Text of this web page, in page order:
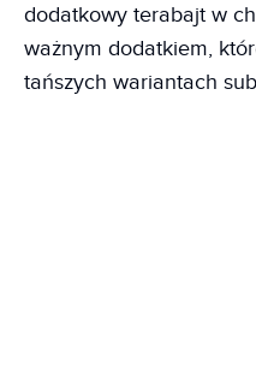
dodatkowy terabajt w
ważnym dodatkiem,
tańszych wariantach